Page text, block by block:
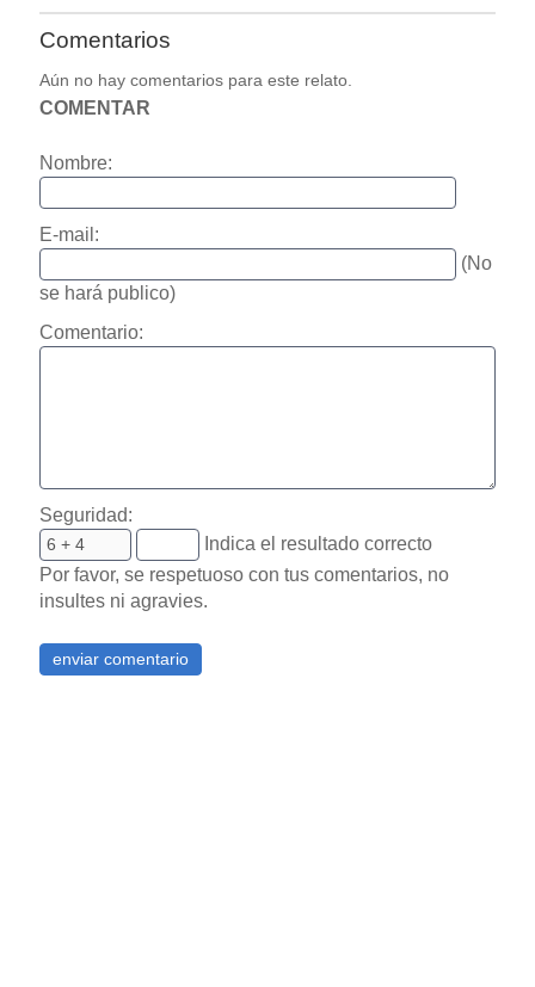
Comentarios
Aún no hay comentarios para este relato.
COMENTAR
Nombre:
E-mail:
(No
se hará publico)
Comentario:
Seguridad:
Indica el resultado correcto
Por favor, se respetuoso con tus comentarios, no
insultes ni agravies.